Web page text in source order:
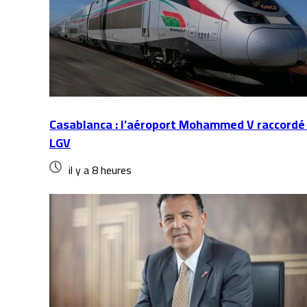
Casablanca : l’aéroport Mohammed V
LGV
il y a 8 heures